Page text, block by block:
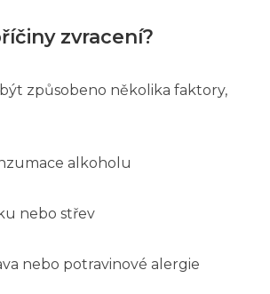
zvracení?
způsobeno několika faktory,
alkoholu
nebo střev
nebo potravinové alergie